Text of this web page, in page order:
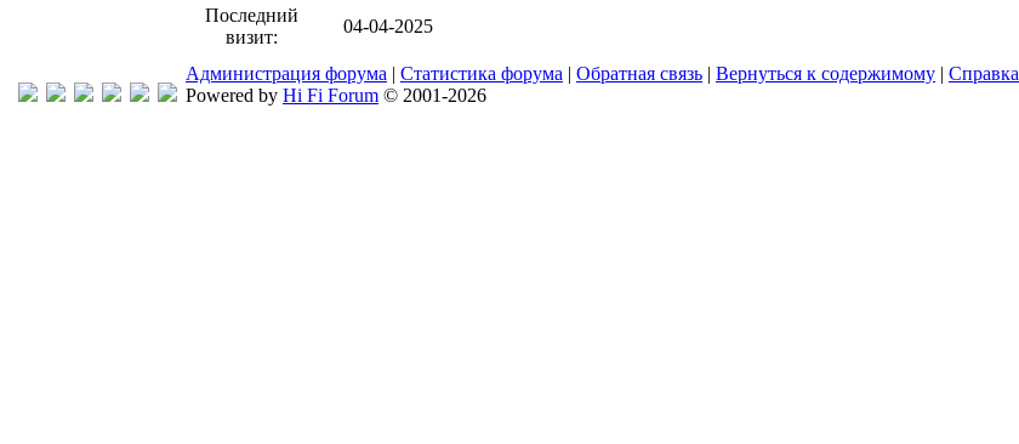
Последний
визит:
04-04-2025
Администрация форума | Статистика форума | Обратная связь | Вернуться к содержимому | Справка
Powered by Hi Fi Forum © 2001-2026